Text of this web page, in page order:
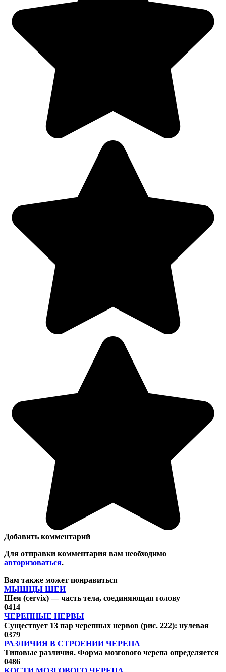
Добавить комментарий
Для отправки комментария вам необходимо
авторизоваться.
Вам также может понравиться
МЫШЦЫ ШЕИ
Шея (cervix) — часть тела, соединяющая голову
0414
ЧЕРЕПНЫЕ НЕРВЫ
Существует 13 пар черепных нервов (рис. 222): нулевая
0379
РАЗЛИЧИЯ В СТРОЕНИИ ЧЕРЕПА
Типовые различия. Форма мозгового черепа определяется
0486